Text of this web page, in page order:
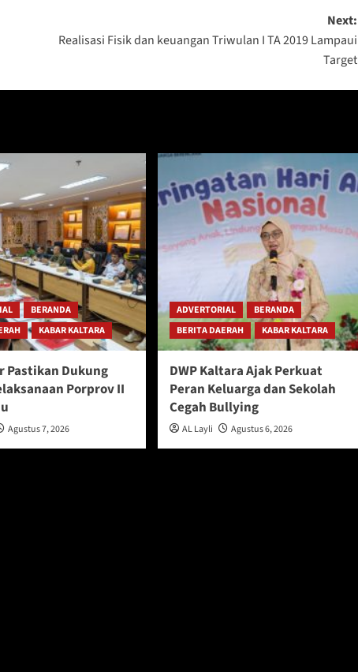
Next:
Realisasi Fisik dan keuangan Triwulan I TA 2019 Lampaui
Target
BERANDA
KABAR KALTARA
Pastikan Dukung
Porprov II
Agustus 7, 2026
ADVERTORIAL
BERANDA
BERITA DAERAH
KABAR KALTARA
DWP Kaltara Ajak Perkuat
Peran Keluarga dan Sekolah
Cegah Bullying
AL Layli Agustus 6, 2026